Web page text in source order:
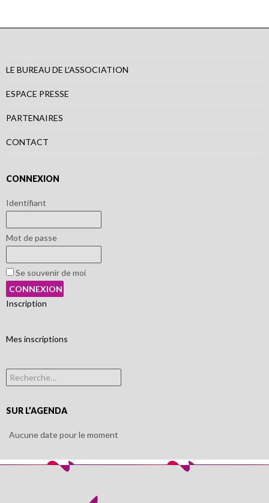
LE BUREAU DE L’ASSOCIATION
ESPACE PRESSE
PARTENAIRES
CONTACT
CONNEXION
Identifiant
Mot de passe
Se souvenir de moi
Inscription
Mes inscriptions
Rechercher :
SUR L’AGENDA
Aucune date pour le moment